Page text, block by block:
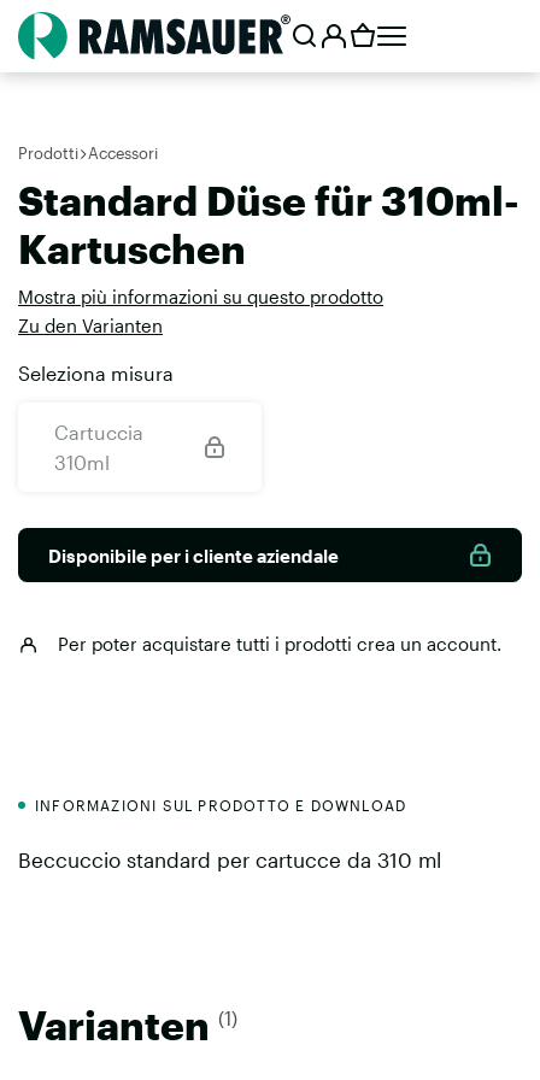
Prodotti Accessori
Standard Düse für 310ml-
Kartuschen
Mostra più informazioni su questo prodotto
Zu den Varianten
Seleziona misura
Cartuccia
310ml
Disponibile per i cliente aziendale
Per poter acquistare tutti i prodotticrea un account
INFORMAZIONI SUL PRODOTTO E DOWNLOAD
Beccuccio standard per cartucce da 310 ml
Varianten (1)